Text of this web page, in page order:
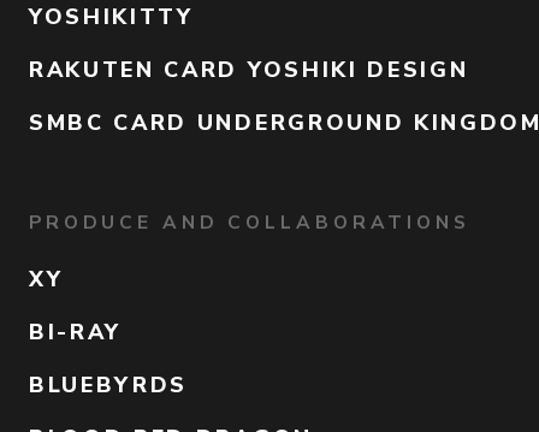
YOSHIKITTY
RAKUTEN CARD YOSHIKI DESIGN
SMBC CARD UNDERGROUND
PRODUCE AND COLLABORATIONS
XY
BI-RAY
BLUEBYRDS